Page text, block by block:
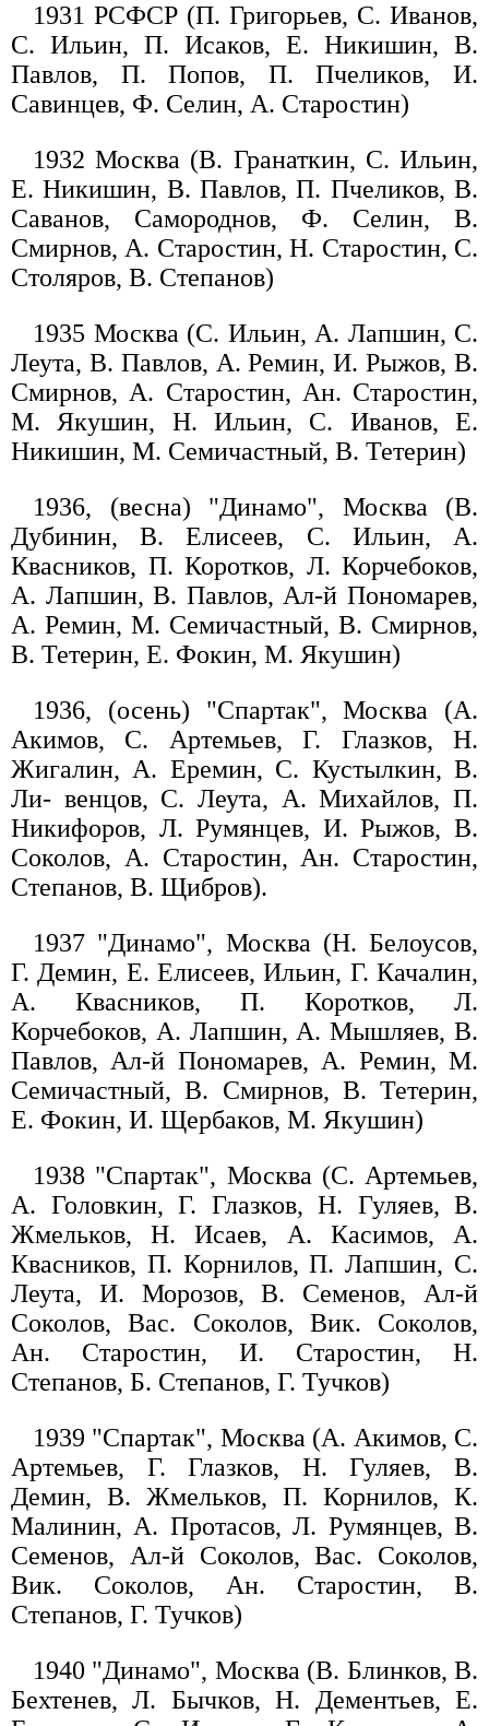
1931 РСФСР (П. Григорьев, С. Иванов,
С. Ильин, П. Исаков, Е. Никишин, В.
Павлов, П. Попов, П. Пчеликов, И.
Савинцев, Ф. Селин, А. Старостин)
1932 Москва (В. Гранаткин, С. Ильин,
Е. Никишин, В. Павлов, П. Пчеликов, В.
Саванов, Самороднов, Ф. Селин, В.
Смирнов, А. Старостин, Н. Старостин, С.
Столяров, В. Степанов)
1935 Москва (С. Ильин, А. Лапшин, С.
Леута, В. Павлов, А. Ремин, И. Рыжов, В.
Смирнов, А. Старостин, Ан. Старостин,
М. Якушин, Н. Ильин, С. Иванов, Е.
Никишин, М. Семичастный, В. Тетерин)
1936, (весна) "Динамо", Москва (В.
Дубинин, В. Елисеев, С. Ильин, А.
Квасников, П. Коротков, Л. Корчебоков,
А. Лапшин, В. Павлов, Ал-й Пономарев,
А. Ремин, М. Семичастный, В. Смирнов,
В. Тетерин, Е. Фокин, М. Якушин)
1936, (осень) "Спартак", Москва (А.
Акимов, С. Артемьев, Г. Глазков, Н.
Жигалин, А. Еремин, С. Кустылкин, В.
Ли- венцов, С. Леута, А. Михайлов, П.
Никифоров, Л. Румянцев, И. Рыжов, В.
Соколов, А. Старостин, Ан. Старостин,
Степанов, В. Щибров).
1937 "Динамо", Москва (Н. Белоусов,
Г. Демин, Е. Елисеев, Ильин, Г. Качалин,
А. Квасников, П. Коротков, Л.
Корчебоков, А. Лапшин, А. Мышляев, В.
Павлов, Ал-й Пономарев, А. Ремин, М.
Семичастный, В. Смирнов, В. Тетерин,
Е. Фокин, И. Щербаков, М. Якушин)
1938 "Спартак", Москва (С. Артемьев,
А. Головкин, Г. Глазков, Н. Гуляев, В.
Жмельков, Н. Исаев, А. Касимов, А.
Квасников, П. Корнилов, П. Лапшин, С.
Леута, И. Морозов, В. Семенов, Ал-й
Соколов, Вас. Соколов, Вик. Соколов,
Ан. Старостин, И. Старостин, Н.
Степанов, Б. Степанов, Г. Тучков)
1939 "Спартак", Москва (А. Акимов, С.
Артемьев, Г. Глазков, Н. Гуляев, В.
Демин, В. Жмельков, П. Корнилов, К.
Малинин, А. Протасов, Л. Румянцев, В.
Семенов, Ал-й Соколов, Вас. Соколов,
Вик. Соколов, Ан. Старостин, В.
Степанов, Г. Тучков)
1940 "Динамо", Москва (В. Блинков, В.
Бехтенев, Л. Бычков, Н. Дементьев, Е.